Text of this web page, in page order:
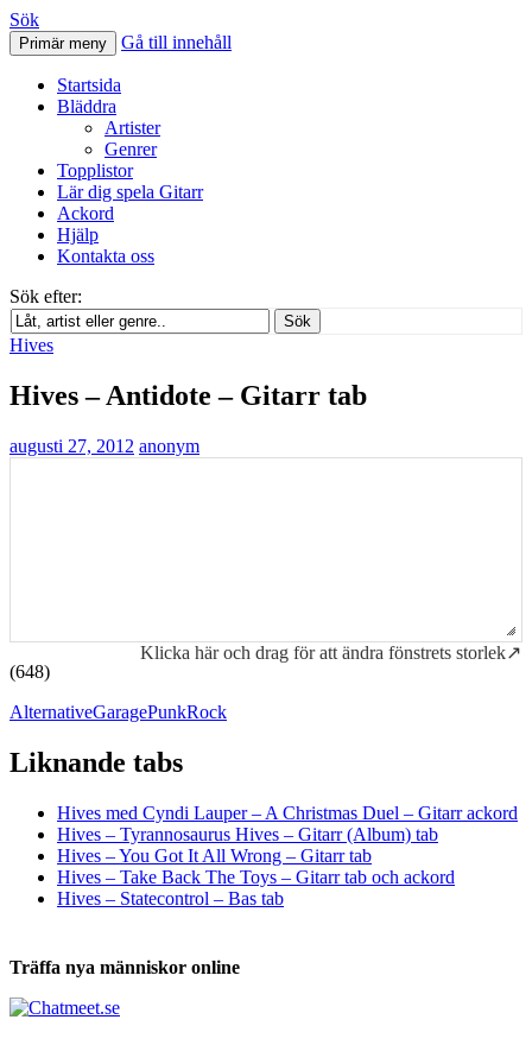
Svenskatabs.se
Sök
Primär meny Gå till innehåll
Startsida
Bläddra
Artister
Genrer
Topplistor
Lär dig spela Gitarr
Ackord
Hjälp
Kontakta oss
Sök efter:
Sök
Hives
Hives – Antidote – Gitarr tab
augusti 27, 2012 anonym
Klicka här och drag för att ändra fönstrets storlek↗
(648)
AlternativeGaragePunkRock
Liknande tabs
Hives med Cyndi Lauper – A Christmas Duel – Gitarr ackord
Hives – Tyrannosaurus Hives – Gitarr (Album) tab
Hives – You Got It All Wrong – Gitarr tab
Hives – Take Back The Toys – Gitarr tab och ackord
Hives – Statecontrol – Bas tab
Träffa nya människor online